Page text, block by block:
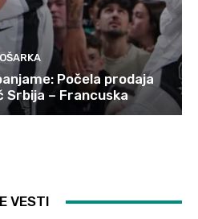
Počela prodaja
Srbija – Francuska
VESTI